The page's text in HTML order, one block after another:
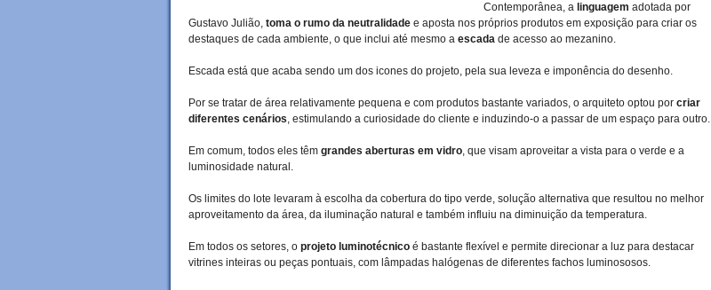
Contemporânea, a linguagem adotada por
Gustavo Julião, toma o rumo da neutralidade e aposta nos próprios produtos em exposição para criar os
destaques de cada ambiente, o que inclui até mesmo a escada de acesso ao mezanino.
Escada está que acaba sendo um dos icones do projeto, pela sua leveza e imponência do desenho.
Por se tratar de área relativamente pequena e com produtos bastante variados, o arquiteto optou por criar
diferentes cenários, estimulando a curiosidade do cliente e induzindo-o a passar de um espaço para outro.
Em comum, todos eles têm grandes aberturas em vidro, que visam aproveitar a vista para o verde e a
luminosidade natural.
Os limites do lote levaram à escolha da cobertura do tipo verde, solução alternativa que resultou no melhor
aproveitamento da área, da iluminação natural e também influiu na diminuição da temperatura.
Em todos os setores, o projeto luminotécnico é bastante flexível e permite direcionar a luz para destacar
vitrines inteiras ou peças pontuais, com lâmpadas halógenas de diferentes fachos luminososos.